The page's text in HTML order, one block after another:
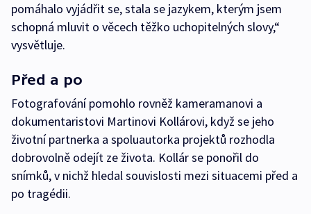
pomáhalo vyjádřit se, stala se jazykem, kterým jsem
schopná mluvit o věcech těžko uchopitelných slovy,“
vysvětluje.
Před a po
Fotografování pomohlo rovněž kameramanovi a
dokumentaristovi Martinovi Kollárovi, když se jeho
životní partnerka a spoluautorka projektů rozhodla
dobrovolně odejít ze života. Kollár se ponořil do
snímků, v nichž hledal souvislosti mezi situacemi před a
po tragédii.